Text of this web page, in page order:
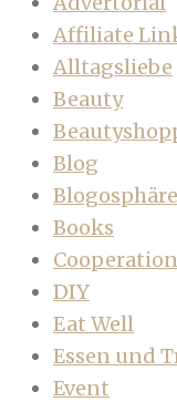
Affiliate
Alltagsliebe
Beauty
Blog
Blogosphäre
Books
Cooperation
DIY
Eat Well
Essen und
Event